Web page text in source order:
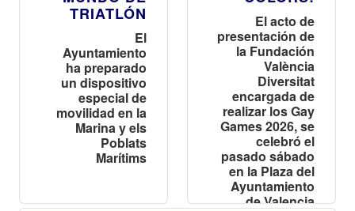
TRIATLÓN
El
Ayuntamiento
ha preparado
un dispositivo
especial de
movilidad en la
Marina y els
Poblats
Marítims
El acto de
presentación de
la Fundación
València
Diversitat
encargada de
realizar los Gay
Games 2026, se
celebró el
pasado sábado
en la Plaza del
Ayuntamiento
de Valencia